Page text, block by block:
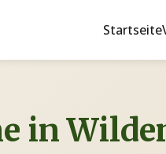
Startseite
in